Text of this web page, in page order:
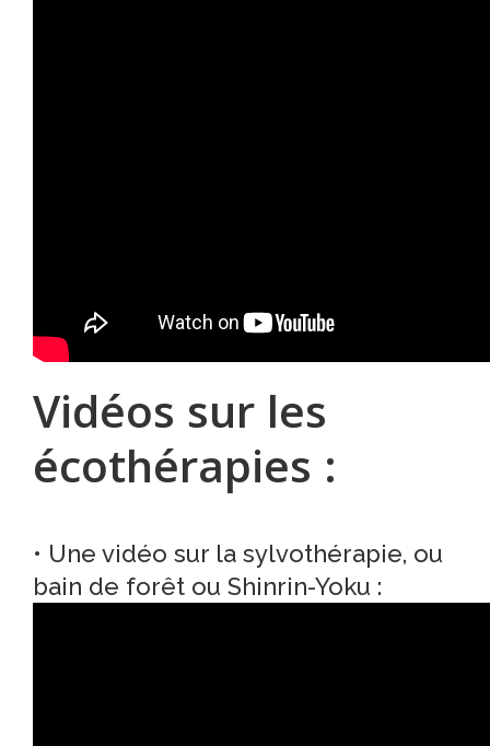
Vidéos sur les
écothérapies :
• Une vidéo sur la sylvothérapie, ou
bain de forêt ou Shinrin-Yoku :